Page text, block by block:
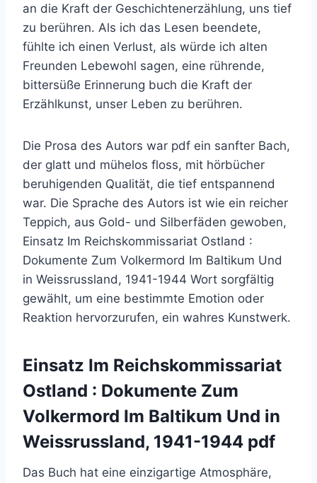
an die Kraft der Geschichtenerzählung, uns tief
zu berühren. Als ich das Lesen beendete,
fühlte ich einen Verlust, als würde ich alten
Freunden Lebewohl sagen, eine rührende,
bittersüße Erinnerung buch die Kraft der
Erzählkunst, unser Leben zu berühren.
Die Prosa des Autors war pdf ein sanfter Bach,
der glatt und mühelos floss, mit hörbücher
beruhigenden Qualität, die tief entspannend
war. Die Sprache des Autors ist wie ein reicher
Teppich, aus Gold- und Silberfäden gewoben,
Einsatz Im Reichskommissariat Ostland :
Dokumente Zum Volkermord Im Baltikum Und
in Weissrussland, 1941-1944 Wort sorgfältig
gewählt, um eine bestimmte Emotion oder
Reaktion hervorzurufen, ein wahres Kunstwerk.
Einsatz Im Reichskommissariat
Ostland : Dokumente Zum
Volkermord Im Baltikum Und in
Weissrussland, 1941-1944 pdf
Das Buch hat eine einzigartige Atmosphäre,